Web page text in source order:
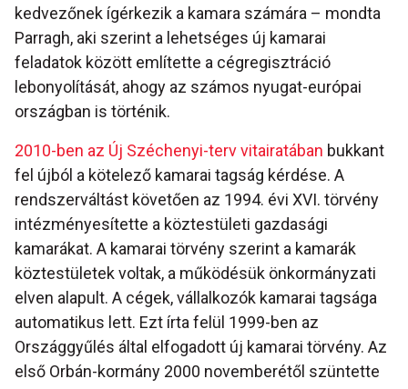
kedvezőnek ígérkezik a kamara számára – mondta
Parragh, aki szerint a lehetséges új kamarai
feladatok között említette a cégregisztráció
lebonyolítását, ahogy az számos nyugat-európai
országban is történik.
2010-ben az Új Széchenyi-terv vitairatában bukkant
fel újból a kötelező kamarai tagság kérdése. A
rendszerváltást követően az 1994. évi XVI. törvény
intézményesítette a köztestületi gazdasági
kamarákat. A kamarai törvény szerint a kamarák
köztestületek voltak, a működésük önkormányzati
elven alapult. A cégek, vállalkozók kamarai tagsága
automatikus lett. Ezt írta felül 1999-ben az
Országgyűlés által elfogadott új kamarai törvény. Az
első Orbán-kormány 2000 novemberétől szüntette